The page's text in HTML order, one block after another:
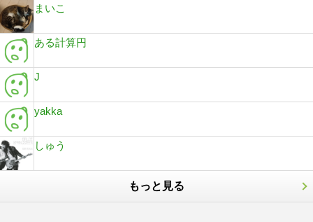
まいこ
ある計算円
J
yakka
しゅう
もっと見る